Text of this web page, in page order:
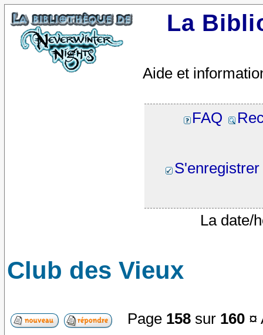
La
Aide et
FAQ
S'enregistrer
La date/
Club des Vieux
Page 158 sur 160 ¤